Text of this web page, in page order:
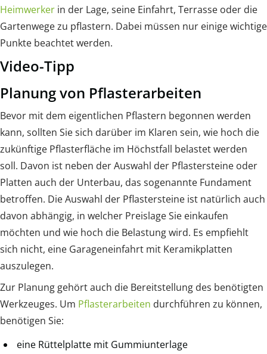
Heimwerker in der Lage, seine Einfahrt, Terrasse oder die
Gartenwege zu pflastern. Dabei müssen nur einige wichtige
Punkte beachtet werden.
Video-Tipp
Planung von Pflasterarbeiten
Bevor mit dem eigentlichen Pflastern begonnen werden
kann, sollten Sie sich darüber im Klaren sein, wie hoch die
zukünftige Pflasterfläche im Höchstfall belastet werden
soll. Davon ist neben der Auswahl der Pflastersteine oder
Platten auch der Unterbau, das sogenannte Fundament
betroffen. Die Auswahl der Pflastersteine ist natürlich auch
davon abhängig, in welcher Preislage Sie einkaufen
möchten und wie hoch die Belastung wird. Es empfiehlt
sich nicht, eine Garageneinfahrt mit Keramikplatten
auszulegen.
Zur Planung gehört auch die Bereitstellung des benötigten
Werkzeuges. Um Pflasterarbeiten durchführen zu können,
benötigen Sie:
eine Rüttelplatte mit Gummiunterlage